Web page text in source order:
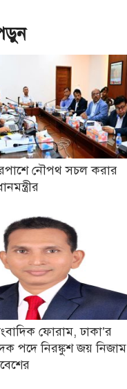
নৌপথ সচল করার
ফোরাম, ঢাকা’র
পদে নিরঙ্কুশ জয় নিজাম